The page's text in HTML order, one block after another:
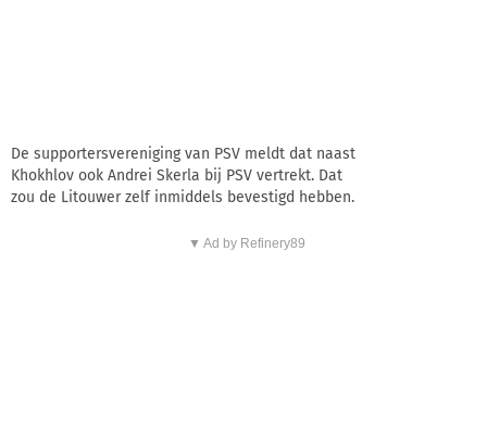
De supportersvereniging van PSV meldt dat naast
Khokhlov ook Andrei Skerla bij PSV vertrekt. Dat
zou de Litouwer zelf inmiddels bevestigd hebben.
▼ Ad by Refinery89